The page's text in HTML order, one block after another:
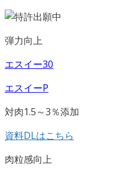
弾力向上
エスイー30
エスイーP
対肉1.5～3％添加
資料DLはこちら
肉粒感向上